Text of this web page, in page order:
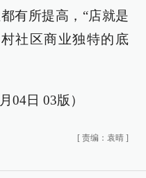
有所提高，“店就是
社区商业独特的底
04日 03版）
[ 责编：袁晴 ]